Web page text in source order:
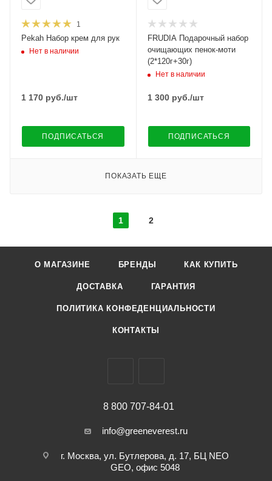
1
Pekah Набор крем для рук
Нет в наличии
1 170 руб./шт
ПОДПИСАТЬСЯ
FRUDIA Подарочный набор
очищающих пенок-моти
(2*120г+30г)
Нет в наличии
1 300руб./шт
ПОДПИСАТЬСЯ
ПОКАЗАТЬ ЕЩЕ
1 2
О МАГАЗИНЕ БРЕНДЫ КАК КУПИТЬ
ДОСТАВКА ГАРАНТИЯ
ПОЛИТИКА КОНФЕДЕНЦИАЛЬНОСТИ
КОНТАКТЫ
8 800 707-84-01
info@greeneverest.ru
г. Москва, ул. Бутлерова, д. 17, БЦ NEO
GEO, офис 5048